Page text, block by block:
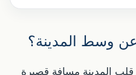
وسط المدينة؟
المدينة مسافة قصيرة